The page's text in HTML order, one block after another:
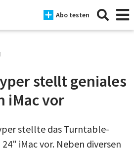
Abo testen
]
stellt geniales
iMac vor
stellte das Turntable-
iMac vor. Neben diversen